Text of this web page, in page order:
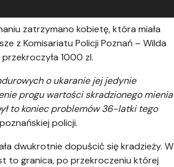
zatrzymano kobietę, która miała
z Komisariatu Policji Poznań – Wilda
1000 zl.
o ukaranie jej jedynie
progu wartości skradzionego mienia
to koniec problemów 36-latki tego
policji.
dwukrotnie dopuścić się kradzieży. W
to granica, po przekroczeniu której